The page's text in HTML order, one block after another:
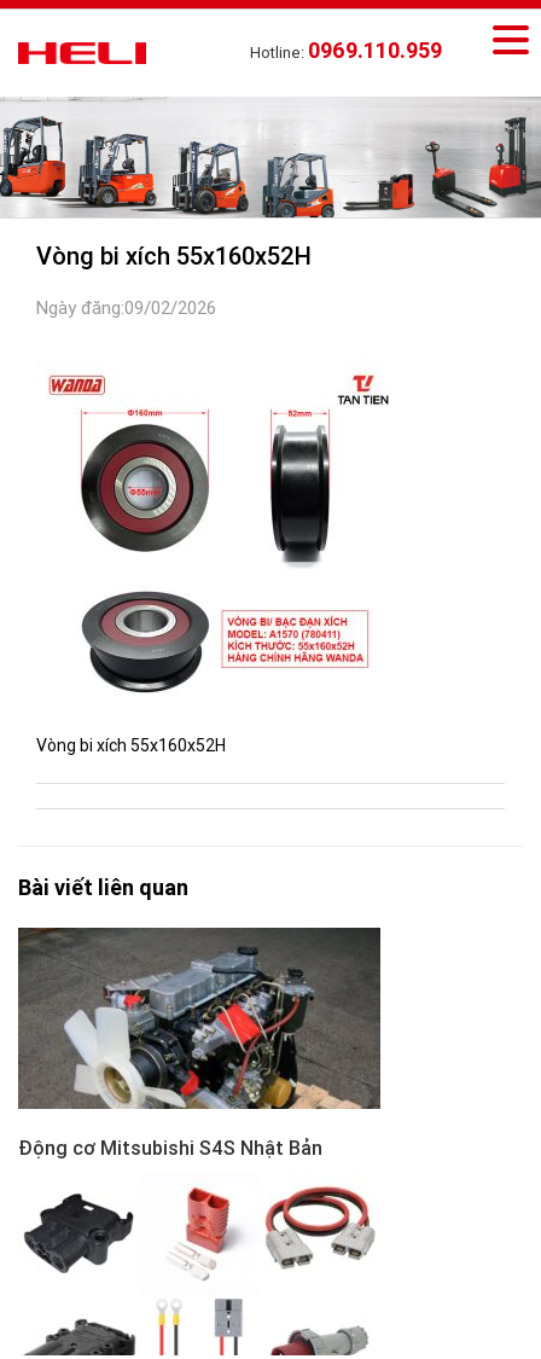
Hotline: 0969.110.959
Vòng bi xích 55x160x52H
Ngày đăng:09/02/2026
Vòng bi xích 55x160x52H
Bài viết liên quan
Động cơ Mitsubishi S4S Nhật Bản